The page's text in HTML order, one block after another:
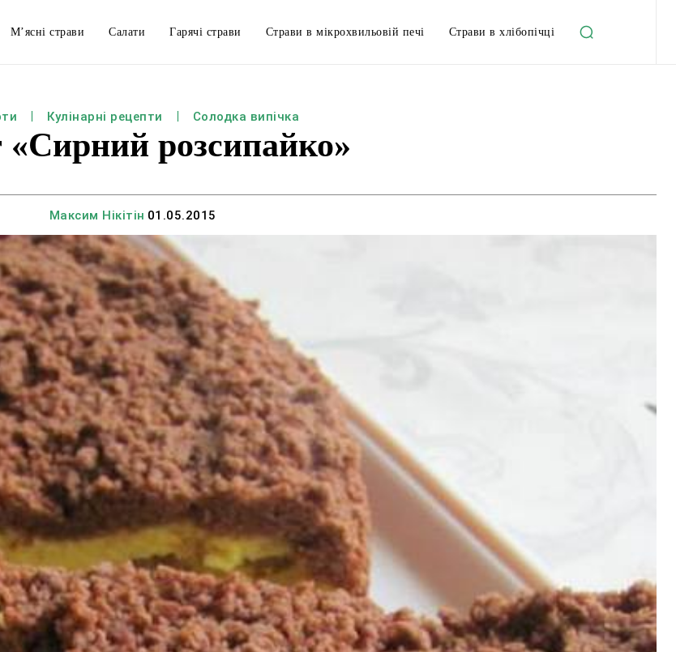
М’ясні страви Салати Гарячі страви Страви в мікрохвильовій печі Страви в хлібопічці
Кулінарні рецепти Солодка випічка
«Сирний розсипайко»
Максим Нікітін 01.05.2015